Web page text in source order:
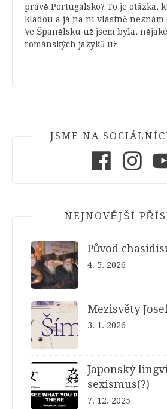
právě Portugalsko? To je otázka,
kladou a já na ní vlastně neznám
Ve Španělsku už jsem byla,
románských jazyků už…
JSME NA
NEJNOVĚJŠÍ
Původ
4. 5. 2026
Mezisvěty
3. 1. 2026
Japonský
sexismus(?)
7. 12. 2025